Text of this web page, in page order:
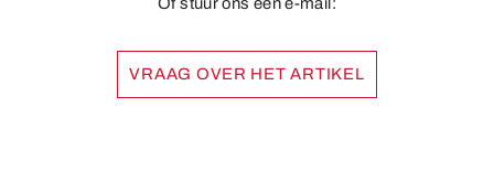
VRAAG OVER HET ARTIKEL